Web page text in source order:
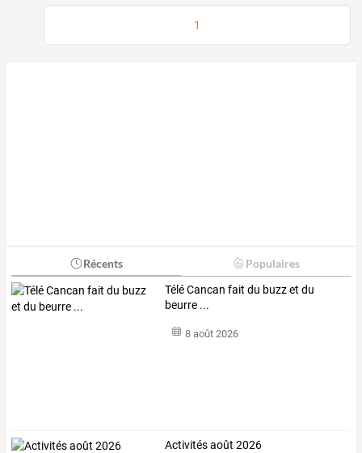
1
Récents Populaires
Télé Cancan fait du buzz et du
beurre ...
8 août 2026
Activités août 2026